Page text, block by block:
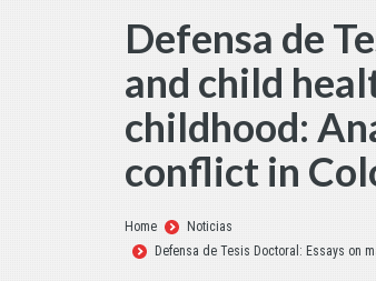
Defensa de
and child
childhood:
conflict in
Estás aquí:
Home
Noticias
Defensa de Tesis Doctoral: Essays on